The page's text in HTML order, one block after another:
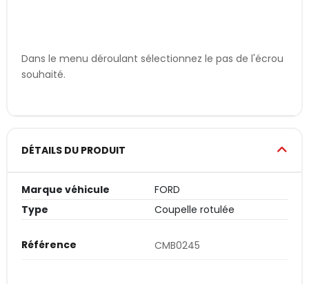
Dans le menu déroulant sélectionnez le pas de l'écrou
souhaité.
DÉTAILS DU PRODUIT
Marque véhicule
FORD
Type
Coupelle rotulée
Référence CMB0245